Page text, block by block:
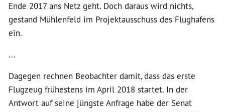
Ende 2017 ans Netz geht. Doch daraus wird nichts,
gestand Mühlenfeld im Projektausschuss des Flughafens
ein.
...
Dagegen rechnen Beobachter damit, dass das erste
Flugzeug frühestens im April 2018 startet. In der
Antwort auf seine jüngste Anfrage habe der Senat